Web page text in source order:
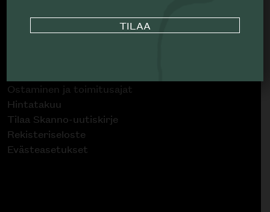
Asiakaspalvelu
Ostaminen ja toimitusajat
Hintatakuu
Tilaa Skanno-uutiskirje
Rekisteriseloste
Evästeasetukset